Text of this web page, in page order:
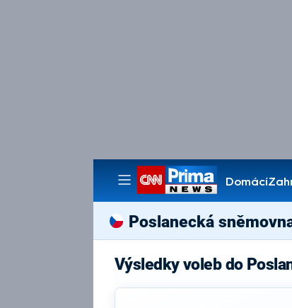
Domácí
Pořady
Poslanecká
Výsledky voleb do